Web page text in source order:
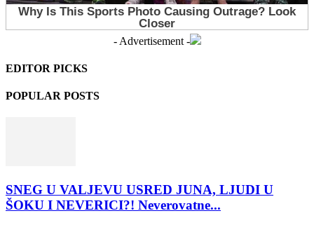
- Advertisement -
EDITOR PICKS
POPULAR POSTS
SNEG U VALJEVU USRED JUNA, LJUDI U
ŠOKU I NEVERICI?! Neverovatne...